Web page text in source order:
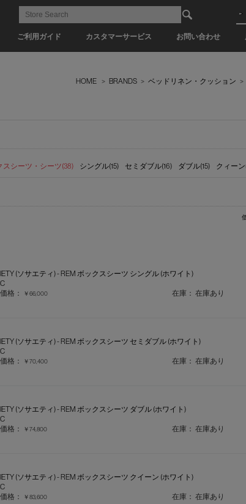
ご利用ガイド カスタマーサービス お問い合わせ
HOME > BRANDS > ベッドリネン・クッション >
スシーツ・シーツ(38) シングル(15) セミダブル(16) ダブル(15) クィーン
(ソサエティ) - REM ボックスシーツ シングル (ホワイト)
格：
￥66,000 在庫： 在庫あり
(ソサエティ) - REM ボックスシーツ セミダブル (ホワイト)
格：
￥70,400 在庫： 在庫あり
(ソサエティ) - REM ボックスシーツ ダブル (ホワイト)
格：
￥74,800 在庫： 在庫あり
(ソサエティ) - REM ボックスシーツ クイーン (ホワイト)
格：
￥83,600 在庫： 在庫あり